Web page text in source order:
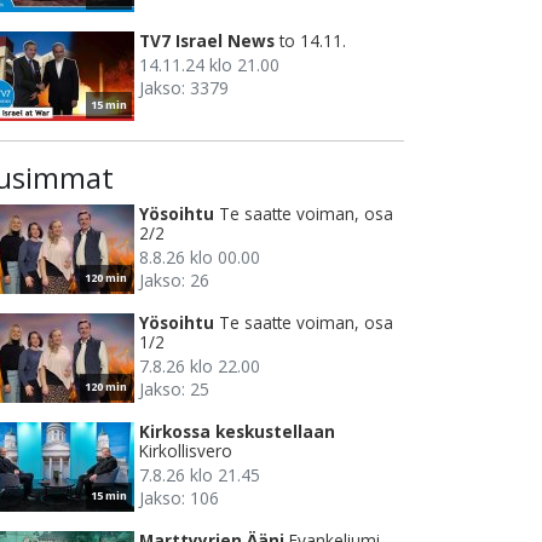
15 min
TV7 Israel News to 14.11.
14.11.24 klo 21.00
Jakso: 3379
120 min
Yösoihtu Te saatte voiman, osa
2/2
8.8.26 klo 00.00
Jakso: 26
120 min
Yösoihtu Te saatte voiman, osa
1/2
7.8.26 klo 22.00
Jakso: 25
15 min
Kirkossa keskustellaan
Kirkollisvero
7.8.26 klo 21.45
Jakso: 106